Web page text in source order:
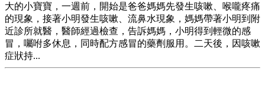
大的小寶寶，一週前，開始是爸爸媽媽先發生咳嗽、喉嚨疼痛
的現象，接著小明發生咳嗽、流鼻水現象，媽媽帶著小明到附
近診所就醫，醫師經過檢查，告訴媽媽，小明得到輕微的感
冒，囑咐多休息，同時配方感冒的藥劑服用。二天後，因咳嗽
症狀持...